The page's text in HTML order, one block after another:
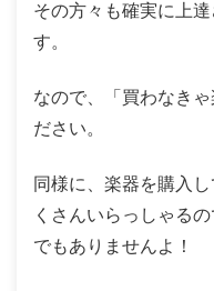
その方々も確実に上
す。
なので、「買わなき
ださい。
同様に、楽器を購入
くさんいらっしゃる
でもありませんよ！